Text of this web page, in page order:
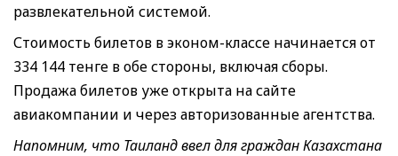
развлекательной системой.
Стоимость билетов в эконом-классе начинается от
334 144 тенге в обе стороны, включая сборы.
Продажа билетов уже открыта на сайте
авиакомпании и через авторизованные агентства.
Напомним, что Таиланд ввел для граждан Казахстана